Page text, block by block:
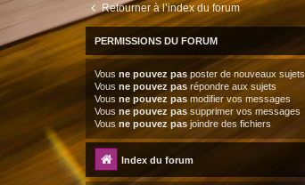
Retourner à l’index du forum
PERMISSIONS DU FORUM
Vous ne pouvez pasposter de nouveaux sujets
Vous ne pouvez pas répondre aux sujets
Vous ne pouvez pas modifier vos messages
Vous ne pouvez pas supprimer vos messages
Vous ne pouvez pas joindre des fichiers
Index du forum